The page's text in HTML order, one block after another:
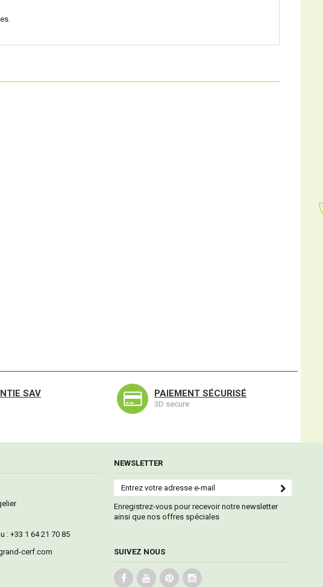
SAV PAIEMENT SÉCURISÉ
3D secure
: +33 1 64 21 70 85
cerf.com
NEWSLETTER
Enregistrez-vous pour recevoir notre newsletter
ainsi que nos offres spéciales
SUIVEZ NOUS